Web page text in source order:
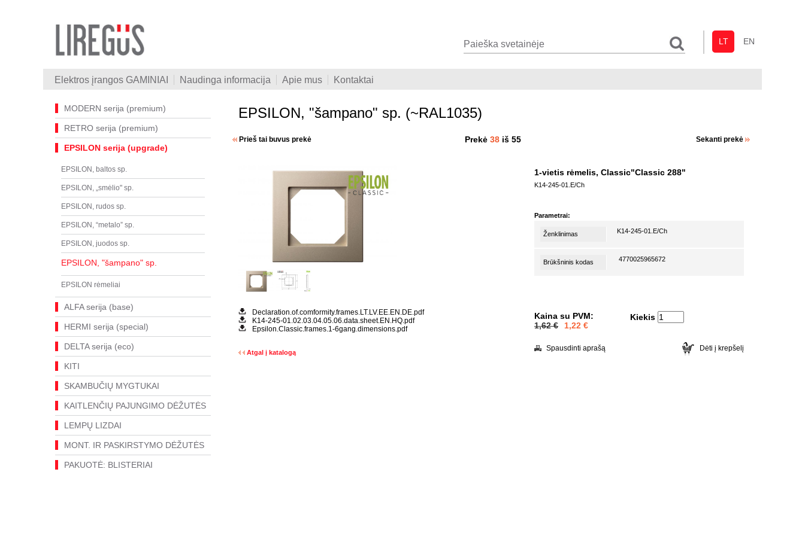
LT EN
Elektros įrangos GAMINIAI Naudinga informacija Apie mus Kontaktai
MODERN serija (premium)
RETRO serija (premium)
EPSILON serija (upgrade)
EPSILON, baltos sp.
EPSILON, „smėlio" sp.
EPSILON, rudos sp.
EPSILON, “metalo” sp.
EPSILON, juodos sp.
EPSILON, "šampano" sp.
EPSILON rėmeliai
ALFA serija (base)
HERMI serija (special)
DELTA serija (eco)
KITI
SKAMBUČIŲ MYGTUKAI
KAITLENČIŲ PAJUNGIMO DĖŽUTĖS
LEMPŲ LIZDAI
MONT. IR PASKIRSTYMO DĖŽUTĖS
PAKUOTĖ: BLISTERIAI
EPSILON, "šampano" sp. (~RAL1035)
Prieš tai buvus prekė Prekė 38iš 55 Sekanti prekė
1-vietis rėmelis, Classic"Classic 288"
K14-245-01.E/Ch
Parametrai:
Ženklinimas K14-245-01.E/Ch
Brūkšninis kodas 4770025965672
Declaration.of.comformity.frames.LT.LV.EE.EN.DE.pdf
K14-245-01.02.03.04.05.06.data.sheet.EN.HQ.pdf
Epsilon.Classic.frames.1-6gang.dimensions.pdf
Atgal į katalogą
Kaina su PVM:
1,62 €
1,22 €
Kiekis
Spausdinti aprašą Dėti į krepšelį